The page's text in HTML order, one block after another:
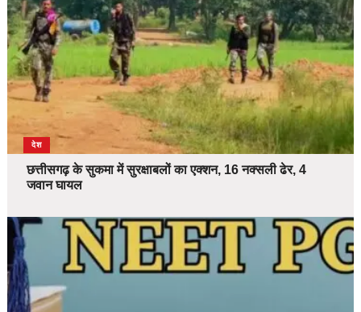
देश
छत्तीसगढ़ के सुकमा में सुरक्षाबलों का एक्शन, 16 नक्सली ढेर, 4
जवान घायल